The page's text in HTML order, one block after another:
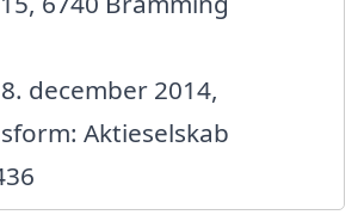
december 2014,
Aktieselskab